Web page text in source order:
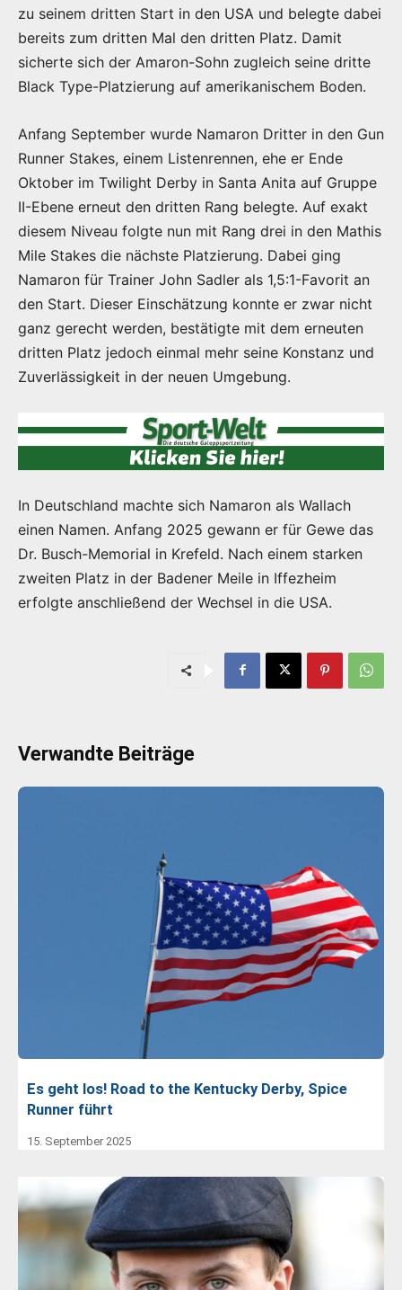
zu seinem dritten Start in den USA und belegte dabei
bereits zum dritten Mal den dritten Platz. Damit
sicherte sich der Amaron-Sohn zugleich seine dritte
Black Type-Platzierung auf amerikanischem Boden.
Anfang September wurde Namaron Dritter in den Gun
Runner Stakes, einem Listenrennen, ehe er Ende
Oktober im Twilight Derby in Santa Anita auf Gruppe
II-Ebene erneut den dritten Rang belegte. Auf exakt
diesem Niveau folgte nun mit Rang drei in den Mathis
Mile Stakes die nächste Platzierung. Dabei ging
Namaron für Trainer John Sadler als 1,5:1-Favorit an
den Start. Dieser Einschätzung konnte er zwar nicht
ganz gerecht werden, bestätigte mit dem erneuten
dritten Platz jedoch einmal mehr seine Konstanz und
Zuverlässigkeit in der neuen Umgebung.
In Deutschland machte sich Namaron als Wallach
einen Namen. Anfang 2025 gewann er für Gewe das
Dr. Busch-Memorial in Krefeld. Nach einem starken
zweiten Platz in der Badener Meile in Iffezheim
erfolgte anschließend der Wechsel in die USA.
Verwandte Beiträge
Es geht los! Road to the Kentucky Derby, Spice
Runner führt
15. September 2025